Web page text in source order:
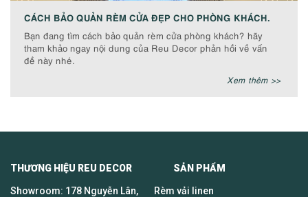
CÁCH BẢO QUẢN RÈM CỬA ĐẸP CHO PHÒNG KHÁCH.
Bạn đang tìm cách bảo quản rèm cửa phòng khách? hãy
tham khảo ngay nội dung của Reu Decor phản hồi về vấn
đề này nhé.
Xem thêm >>
THƯƠNG HIỆU REU DECOR SẢN PHẨM
Showroom: 178 Nguyễn Lân,
Rèm vải linen